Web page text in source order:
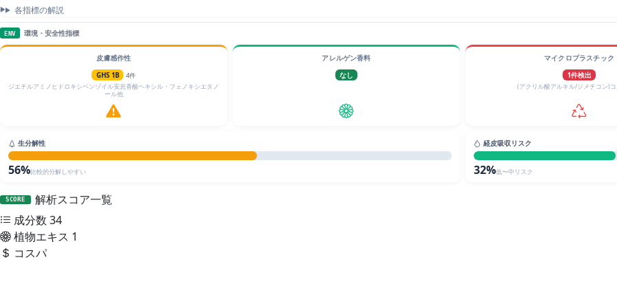
各指標の解説
ENV 環境・安全性指標
皮膚感作性
GHS 1B
4件
ジエチルアミノヒドロキシベンゾイル安息香酸ヘキシル・フェノキシエタノ
ール他
アレルゲン香料
なし
マイクロプラスチック
1件検出
(アクリル酸アルキル/ジメチコン)
生分解性
56%比較的分解しやすい
経皮吸収リスク
32%低〜中リスク
SCORE
解析スコア一覧
成分数 34
植物エキス 1
コスパ